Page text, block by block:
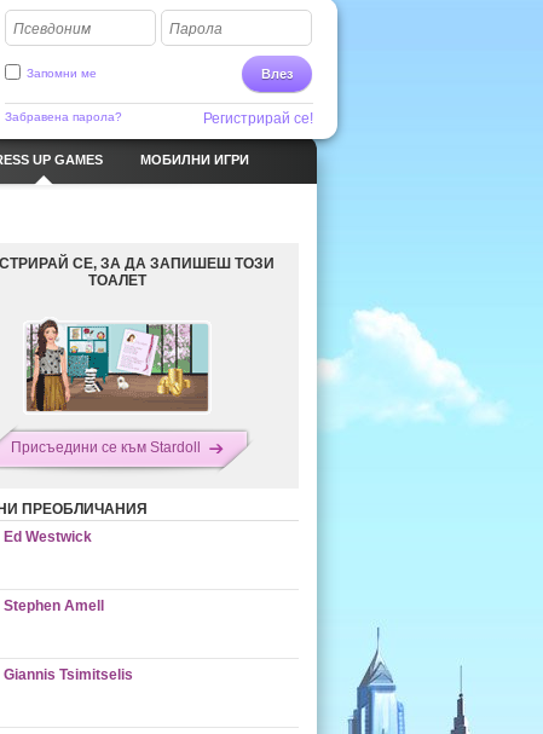
Псевдоним Парола
Влез
Запомни ме
Забравена парола? Регистрирай се!
UP GAMES МОБИЛНИ ИГРИ
СЕ, ЗА ДА ЗАПИШЕШ ТОЗИ
ТОАЛЕТ
Присъедини се към Stardoll
ПРЕОБЛИЧАНИЯ
Ed Westwick
Stephen Amell
Giannis Tsimitselis